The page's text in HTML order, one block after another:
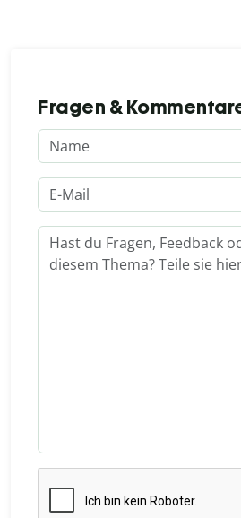
Fragen &